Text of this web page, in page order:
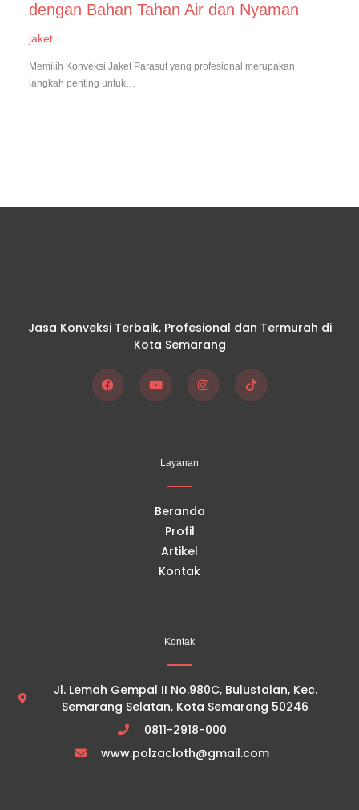
dengan Bahan Tahan Air dan Nyaman
jaket
Memilih Konveksi Jaket Parasut yang profesional merupakan
langkah penting untuk…
Jasa Konveksi Terbaik, Profesional dan Termurah di
Kota Semarang
F
a
Y
o
I
n
T
i
Layanan
Beranda
Profil
Artikel
Kontak
Kontak
Jl. Lemah Gempal II No.980C, Bulustalan, Kec.
Semarang Selatan, Kota Semarang 50246
0811-2918-000
www.polzacloth@gmail.com